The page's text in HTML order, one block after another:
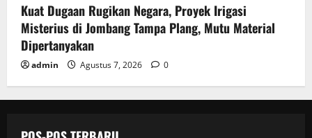
Kuat Dugaan Rugikan Negara, ​Proyek Irigasi
Misterius di Jombang Tampa Plang, Mutu Material
Dipertanyakan
admin Agustus 7, 2026 0